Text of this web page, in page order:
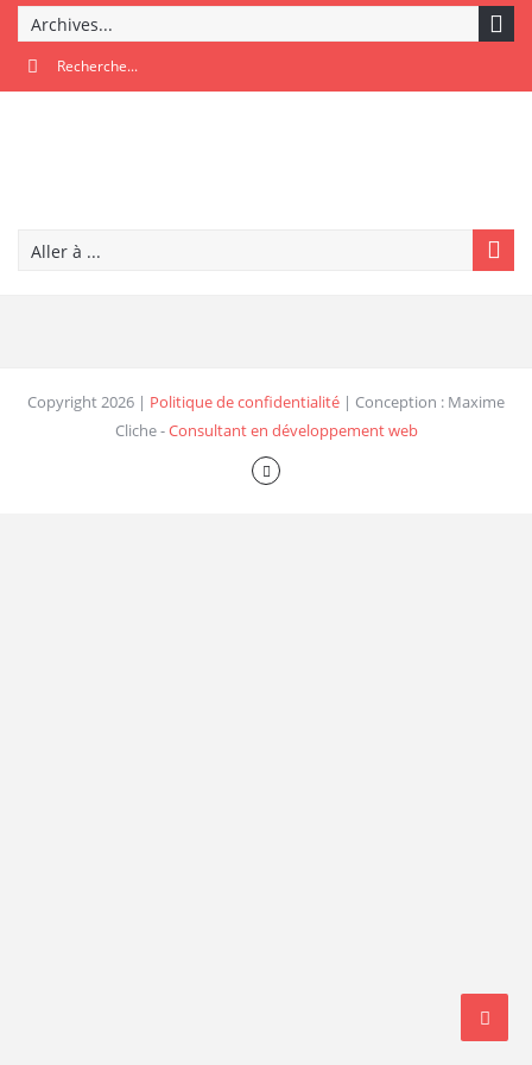
Archives...
Aller à ...
Copyright 2026 | Politique de confidentialité | Conception : Maxime
Cliche -Consultant en développement web